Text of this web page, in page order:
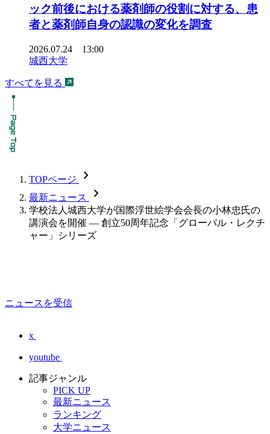
ック前後における薬剤師の役割に対する、患
者と薬剤師自身の認識の変化を調査
2026.07.24 13:00
城西大学
すべてを見る
TOPページ chevron_forward
最新ニュース chevron_forward
学校法人城西大学が国際浮世絵学会会長の小林忠氏の
講演会を開催 — 創立50周年記念「グローバル・レクチ
ャー」シリーズ
ニュースを受信
x
youtube
記事ジャンル
PICK UP
最新ニュース
ランキング
大学ニュース